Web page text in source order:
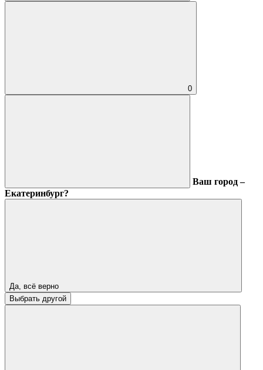
0
Ваш город –
Екатеринбург?
Да, всё верно
Выбрать другой